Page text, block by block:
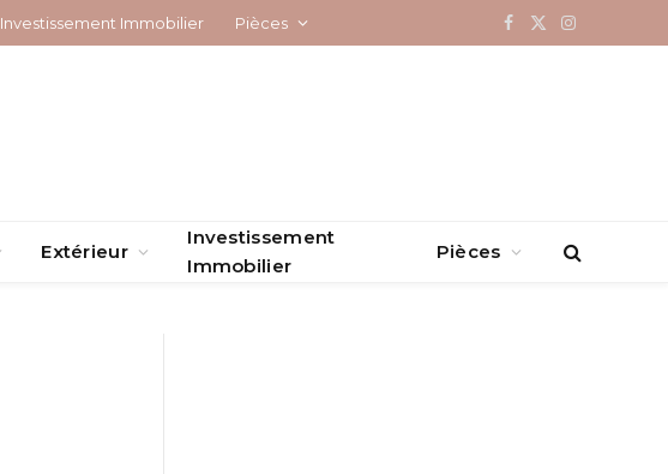
Investissement Immobilier Pièces Facebook
X
Instagram
Extérieur
Investissement
Immobilier
Pièces